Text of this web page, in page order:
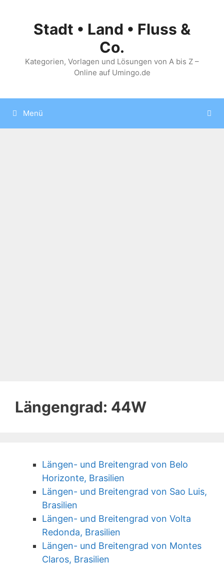
springenStadt • Land • Fluss &
Co.
Kategorien, Vorlagen und Lösungen von A bis Z –
Online auf Umingo.de
Menü
Längengrad: 44W
Längen- und Breitengrad von Belo
Horizonte, Brasilien
Längen- und Breitengrad von Sao Luis,
Brasilien
Längen- und Breitengrad von Volta
Redonda, Brasilien
Längen- und Breitengrad von Montes
Claros, Brasilien